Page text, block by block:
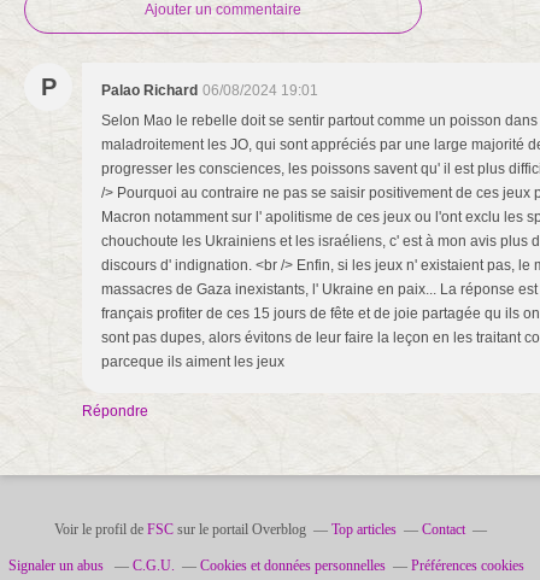
Ajouter un commentaire
P Palao Richard 06/08/2024 19:01
Selon Mao le rebelle doit se sentir partout comme un poisson
maladroitement les JO, qui sont appréciés par une large majorité
progresser les consciences, les poissons savent qu' il est plus
/> Pourquoi au contraire ne pas se saisir positivement de ces jeux
Macron notamment sur l' apolitisme de ces jeux ou l'ont exclu les
chouchoute les Ukrainiens et les israéliens, c' est à mon avis plus
discours d' indignation. <br /> Enfin, si les jeux n' existaient pas, le
massacres de Gaza inexistants, l' Ukraine en paix... La réponse
français profiter de ces 15 jours de fête et de joie partagée qu ils
sont pas dupes, alors évitons de leur faire la leçon en les traitant
parceque ils aiment les jeux
Répondre
Voir le profil de FSCsur le portail Overblog Top articles Contact
Signaler un abus C.G.U. Cookies et données personnelles Préférences cookies